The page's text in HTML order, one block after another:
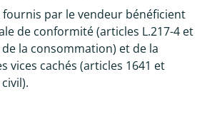
par le vendeur bénéficient
de conformité (articles L.217-4 et
la consommation) et de la
vices cachés (articles 1641 et